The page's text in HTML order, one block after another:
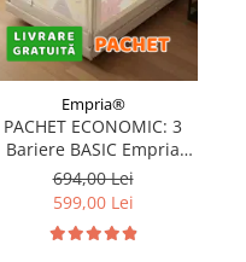
Empria®
PACHET ECONOMIC: 3
Bariere BASIC Empria
protectie pat 160X200 cm
+ bara stabilizatoare
694,00 Lei
599,00 Lei